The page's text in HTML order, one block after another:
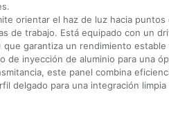
orientar el haz de luz hacia
de trabajo. Está equipado con un
garantiza un rendimiento estable
de inyección de aluminio para una
este panel combina
delgado para una integración